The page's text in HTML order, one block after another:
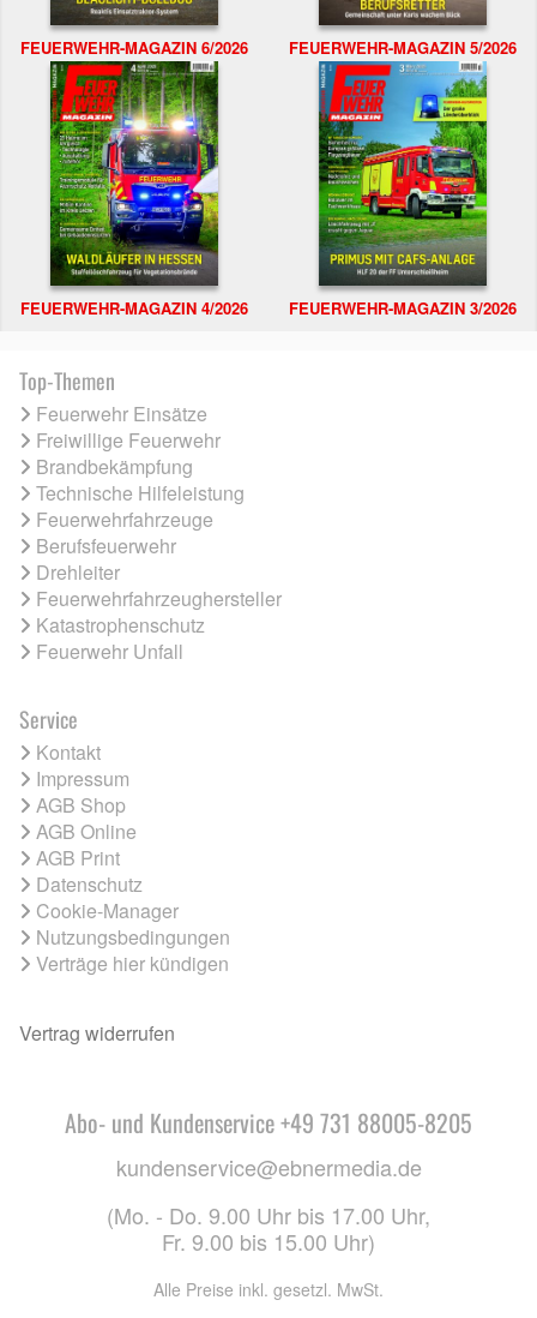
FEUERWEHR-MAGAZIN 6/2026 FEUERWEHR-MAGAZIN 5/2026
FEUERWEHR-MAGAZIN 4/2026 FEUERWEHR-MAGAZIN 3/2026
Top-Themen
Feuerwehr Einsätze
Freiwillige Feuerwehr
Brandbekämpfung
Technische Hilfeleistung
Feuerwehrfahrzeuge
Berufsfeuerwehr
Drehleiter
Feuerwehrfahrzeughersteller
Katastrophenschutz
Feuerwehr Unfall
Service
Kontakt
Impressum
AGB Shop
AGB Online
AGB Print
Datenschutz
Cookie-Manager
Nutzungsbedingungen
Verträge hier kündigen
Vertrag widerrufen
Abo- und Kundenservice +49 731 88005-8205
kundenservice@ebnermedia.de
(Mo. - Do. 9.00 Uhr bis 17.00 Uhr,
Fr. 9.00 bis 15.00 Uhr)
Alle Preise inkl. gesetzl. MwSt.